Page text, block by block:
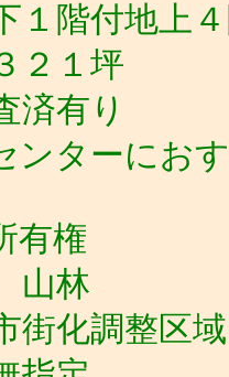
１階付地上
２１坪
済有り
ンターにお
有権
山林
街化調整区域